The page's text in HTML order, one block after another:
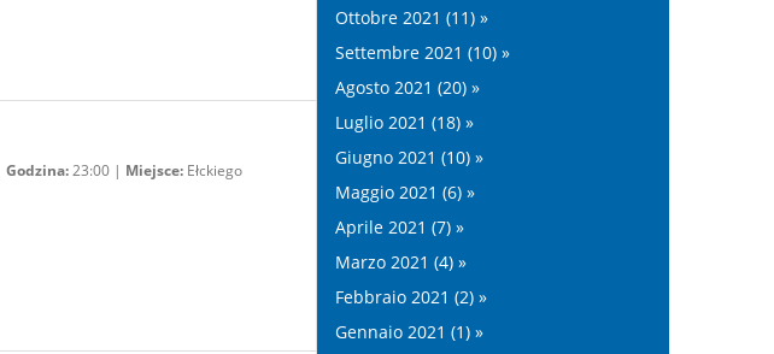
Godzina:23:00 | Miejsce:Ełckiego
Ottobre 2021 (11) »
Settembre 2021 (10) »
Agosto 2021 (20) »
Luglio 2021 (18) »
Giugno 2021 (10) »
Maggio 2021 (6) »
Aprile 2021 (7) »
Marzo 2021 (4) »
Febbraio 2021 (2) »
Gennaio 2021 (1) »